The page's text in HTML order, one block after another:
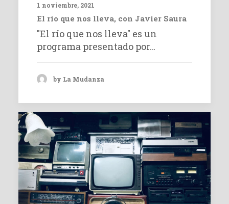
1 noviembre, 2021
El río que nos lleva, con Javier Saura
"El río que nos lleva" es un
programa presentado por…
by La Mudanza